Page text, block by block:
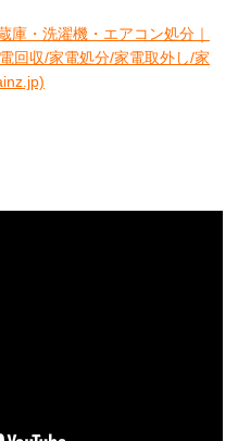
庫・洗濯機・エアコン処分｜
回収/家電処分/家電取外し/家